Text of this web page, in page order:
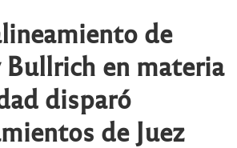
de
Bullrich en materia
disparó
de Juez